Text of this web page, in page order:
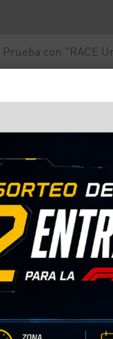
colaboran con el
del Distrito de